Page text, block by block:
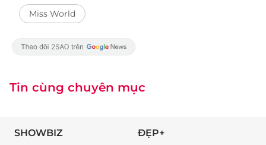
Miss World
Tin cùng chuyên mục
SHOWBIZ ĐẸP+